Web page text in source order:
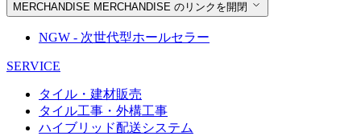
MERCHANDISE MERCHANDISE のリンクを開閉
NGW - 次世代型ホールセラー
SERVICE
タイル・建材販売
タイル工事・外構工事
ハイブリッド配送システム